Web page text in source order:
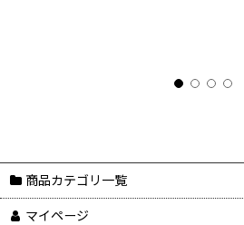
商品カテゴリ一覧
マイページ